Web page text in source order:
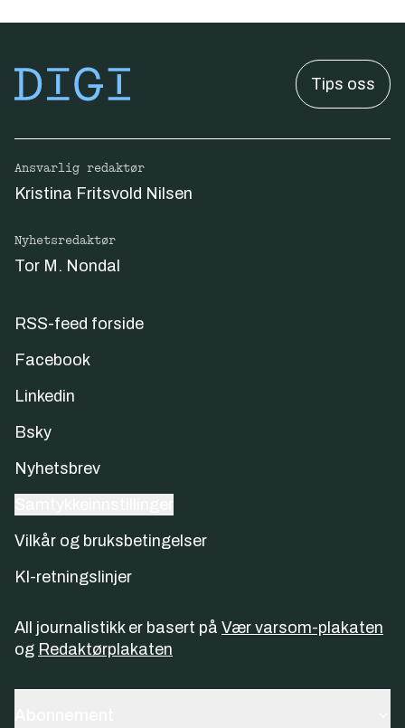
Tips oss
Ansvarlig redaktør
Kristina Fritsvold Nilsen
Nyhetsredaktør
Tor M. Nondal
RSS-feed forside
Facebook
Linkedin
Bsky
Nyhetsbrev
Vilkår og bruksbetingelser
KI-retningslinjer
All journalistikk er basert på Vær varsom-plakaten
og Redaktørplakaten